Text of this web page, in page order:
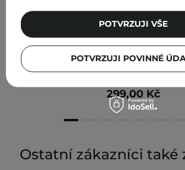
Mohani - Rozjasňující sérum s
10 % - 30 ml
299,00 Kč
Ostatní zákazníci také
POTVRZUJI POVINNÉ
POTVRZUJI VŠE